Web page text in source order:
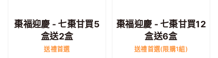
棗福迎慶 - 七棗甘買5
盒送2盒
送禮首選
棗福迎慶 - 七棗甘買12
盒送6盒
送禮首選(限購1組)